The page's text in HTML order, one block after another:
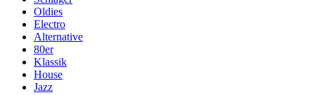
Oldies
Electro
Alternative
80er
Klassik
House
Jazz